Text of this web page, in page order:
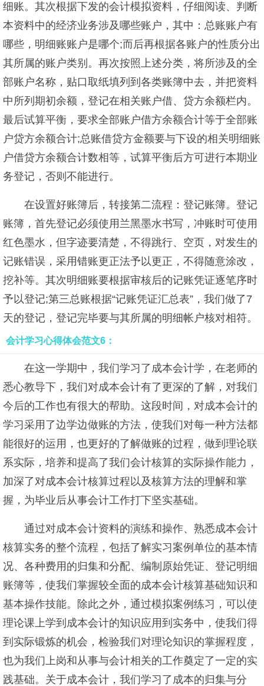
细账。其次根据下发的会计模拟资料，仔细阅读、判断
本资料中的经济业务涉及哪些账户，其中：总账账户有
哪些，明细账账户是哪个;而后再根据各账户的性质分出
其所属的账户类别。再次按照上述分类，将所涉及的全
部账户名称，贴口取纸填列到各类账簿中去，并把资料
中所列期初余额，登记在相关账户借、贷方余额栏内。
最后试算平衡，要求全部账户借方余额合计等于全部账
户贷方余额合计;总账借贷方金额要与下设的相关明细账
户借贷方余额合计数相等，试算平衡后方可进行本期业
务登记，否则不能进行。
在设置好账簿后，转接第二流程：登记账簿。登记
账簿，首先登记必须使用兰黑墨水书写，冲账时可使用
红色墨水，但字迹要清楚，不得跳行、空页，对发生的
记账错误，采用错账更正法予以更正，不得随意涂改，
挖补等。其次明细账要根据审核后的记账凭证逐笔序时
予以登记;第三总账根据“记账凭证汇总表”，我们做了7
天的登记，登记完毕要与其所属的明细帐户核对相符。
会计学习心得体会范文6：
在这一学期中，我们学习了成本会计学，在老师的
悉心教导下，我们对成本会计有了更深的了解，对我们
今后的工作也有很大的帮助。这段时间，对成本会计的
学习采用了边学边做账的方法，使我们对每一种方法都
能很好的运用，也更好的了解做账的过程，做到理论联
系实际，培养和提高了我们会计核算的实际操作能力，
加深了对成本会计核算过程以及核算方法的理解和掌
握，为毕业后从事会计工作打下坚实基础。
通过对成本会计资料的演练和操作、熟悉成本会计
核算实务的整个流程，包括了解实习案例单位的基本情
况、各种费用的归集和分配、编制原始凭证、登记明细
账簿等，使我们掌握较全面的成本会计核算基础知识和
基本操作技能。除此之外，通过模拟案例练习，可以使
理论课上学到成本会计的知识应用到实务中，使我们得
到实际锻炼的机会，检验我们对理论知识的掌握程度，
也为我们上岗和从事与会计相关的工作奠定了一定的实
践基础。关于成本会计，我们学习了成本的归集与分